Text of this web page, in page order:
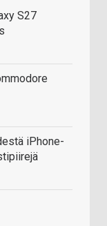
S27
iPhone-